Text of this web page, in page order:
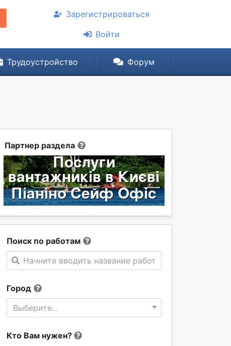
Зарегистрироваться
Войти
Трудоустройство Форум
Партнер раздела
Поиск по работам
Начните вводить название работы
Город
Выберите...
Кто Вам нужен?